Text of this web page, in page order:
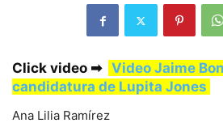
Click video ➡ Video Jaime
candidatura de Lupita Jones
Ana Lilia Ramírez